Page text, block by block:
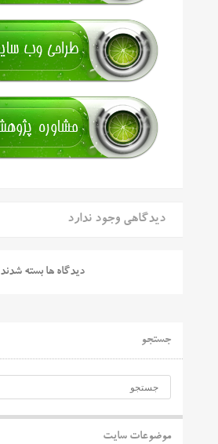
دیدگاهی وجود ندارد
دیدگاه ها بسته شدند
جستجو
موضوعات سایت